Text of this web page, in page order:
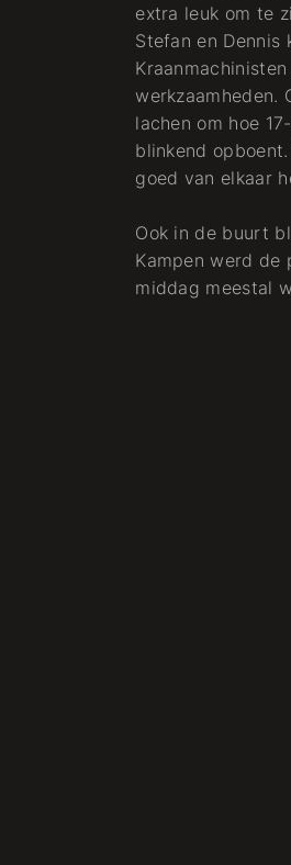
extra leuk om te
Stefan en
werkzaamheden.
lachen om hoe
blinkend
goed van elkaar
Ook in de buurt
Kampen werd
middag meestal